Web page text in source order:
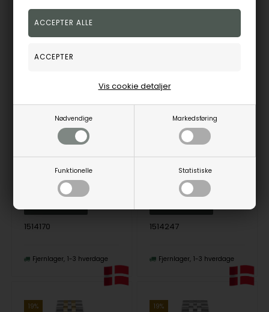
Nødvendige Markedsføring
Funktionelle Statistiske
Vis cookie detaljer
19%
1.781,00 DKK
Vejl. udsalgspris2.199,00
1514170
Fjernlager 1-3 hverdage
19%
2.834,00 DKK
Vejl. udsalgspris
1514247
Fjernlager 1-3 hverdage
19% 19%